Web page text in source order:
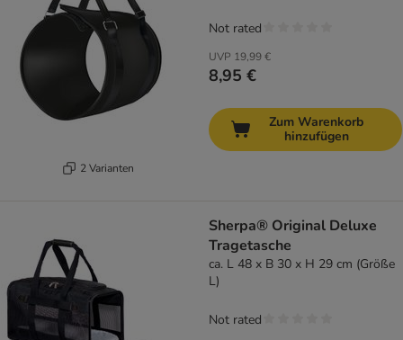
2 Varianten
UVP 19,99 €
8,95 €
Not rated
Zum Warenkorb
hinzufügen
Sherpa® Original Deluxe
Tragetasche
ca. L 48 x B 30 x H 29 cm (Größe
L)
Not rated